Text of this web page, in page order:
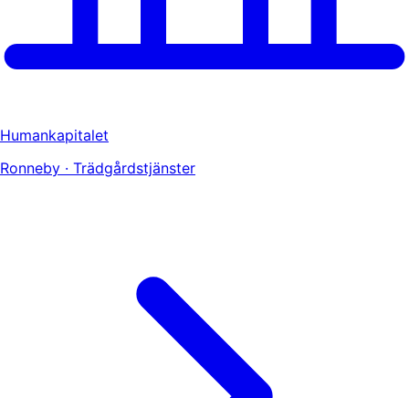
Humankapitalet
Ronneby · Trädgårdstjänster